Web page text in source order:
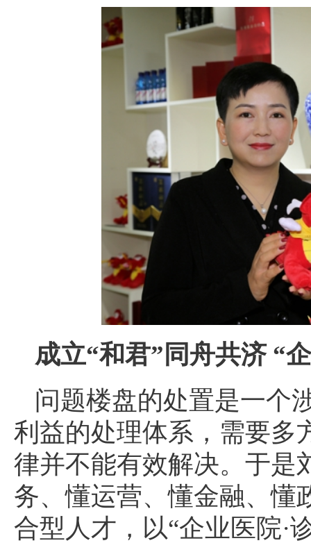
成立“和君”同舟共济 “
问题楼盘的处置是一个
利益的处理体系，需要多
律并不能有效解决。于是
务、懂运营、懂金融、懂
合型人才，以“企业医院·